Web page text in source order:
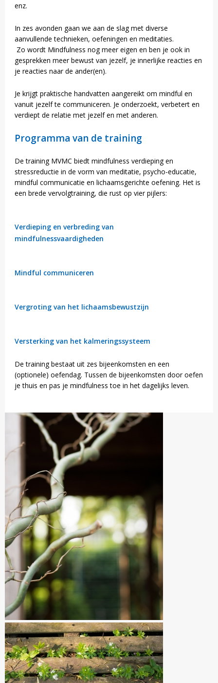
enz.
In zes avonden gaan we aan de slag met diverse
aanvullende technieken, oefeningen en meditaties.
Zo wordt Mindfulness nog meer eigen en ben je ook in
gesprekken meer bewust van jezelf, je innerlijke reacties en
je reacties naar de ander(en).
Je krijgt praktische handvatten aangereikt om mindful en
vanuit jezelf te communiceren. Je onderzoekt, verbetert en
verdiept de relatie met jezelf en met anderen.
Programma van de training
De training MVMC biedt mindfulness verdieping en
stressreductie in de vorm van meditatie, psycho-educatie,
mindful communicatie en lichaamsgerichte oefening. Het is
een brede vervolgtraining, die rust op vier pijlers:
Verdieping en verbreding van
mindfulnessvaardigheden
Mindful communiceren
Vergroting van het lichaamsbewustzijn
Versterking van het kalmeringssysteem
De training bestaat uit zes bijeenkomsten en een
(optionele) oefendag. Tussen de bijeenkomsten door oefen
je thuis en pas je mindfulness toe in het dagelijks leven.